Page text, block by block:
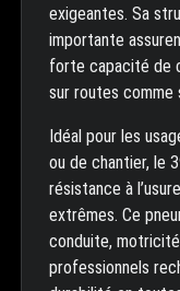
exigeantes. Sa
importante
forte capacité de
sur routes comme
Idéal pour les
ou de chantier, le
résistance à
extrêmes. Ce
conduite,
professionnels